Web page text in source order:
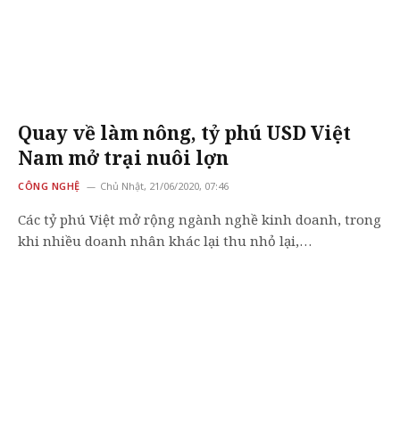
Quay về làm nông, tỷ phú USD Việt
Nam mở trại nuôi lợn
CÔNG NGHỆ Chủ Nhật, 21/06/2020, 07:46
Các tỷ phú Việt mở rộng ngành nghề kinh doanh, trong
khi nhiều doanh nhân khác lại thu nhỏ lại,…